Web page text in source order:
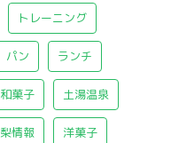
トレーニング
パン ランチ
和菓子 土湯温泉
梨情報 洋菓子